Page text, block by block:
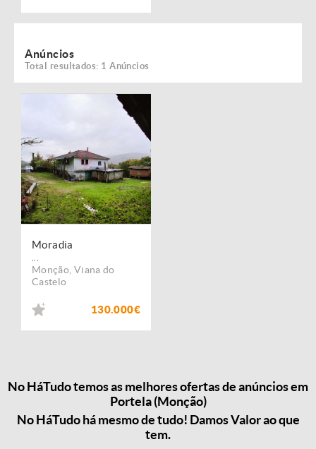
Anúncios
Total resultados: 1 Anúncios
Moradia
Monção Viana do
Castelo
130.000€
No HáTudo temos as melhores ofertas de anúncios em
Portela (Monção)
No HáTudo há mesmo de tudo! Damos Valor ao que
tem.